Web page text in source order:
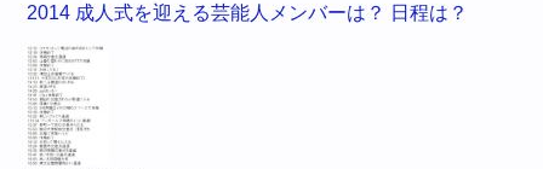
2014 成人式を迎える芸能人メンバーは？ 日程は？